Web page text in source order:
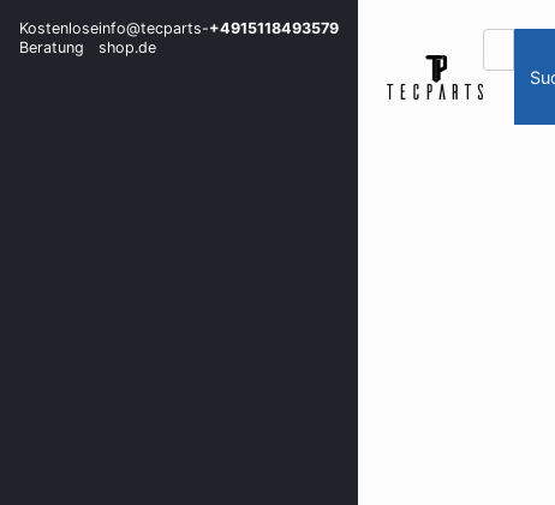
Kostenlose
Beratung
info@tecparts-
shop.de
+4915118493579